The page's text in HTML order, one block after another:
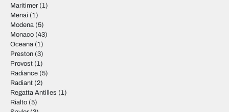
Maritimer (1)
Menai (1)
Modena (5)
Monaco (43)
Oceana (1)
Preston (3)
Provost (1)
Radiance (5)
Radiant (2)
Regatta Antilles (1)
Rialto (5)